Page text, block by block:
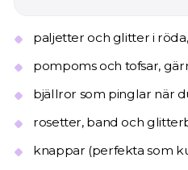
paljetter och glitter i
pompoms och tofsar,
bjällror som pinglar när
rosetter, band och
knappar (perfekta som